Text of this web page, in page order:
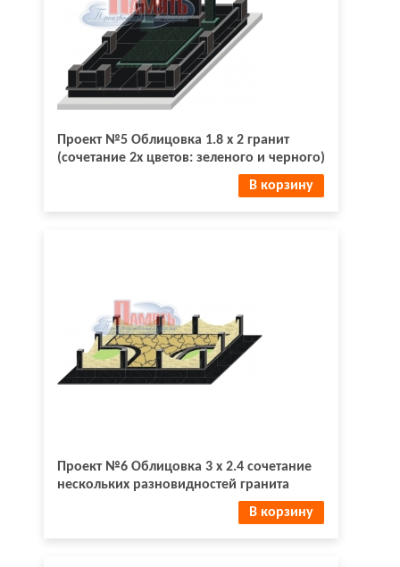
Проект №5 Облицовка 1.8 х 2 гранит
(сочетание 2х цветов: зеленого и черного)
В корзину
Проект №6 Облицовка 3 х 2.4 сочетание
нескольких разновидностей гранита
В корзину